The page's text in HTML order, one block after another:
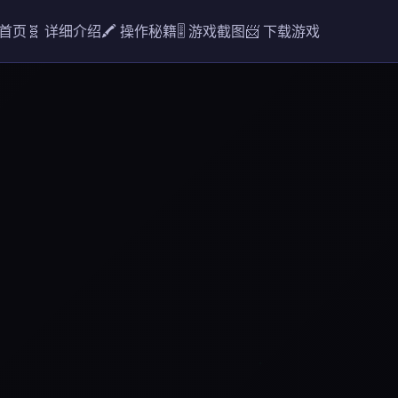
页 🧬 详细介绍🖍️ 操作秘籍🎚️ 游戏截图📨 下载游戏